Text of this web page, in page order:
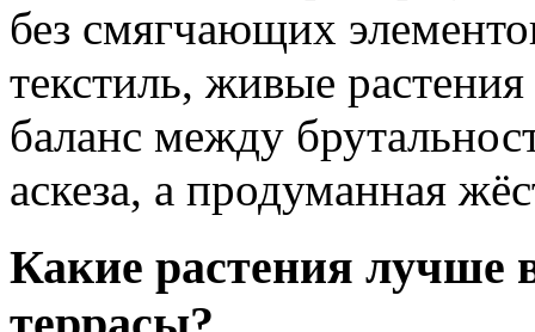
без смягчающих
текстиль, живые
баланс между
аскеза, а продуманная
Какие растения лучше